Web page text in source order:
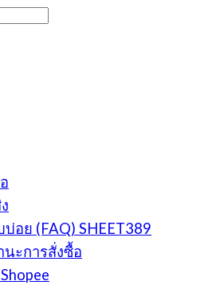
อย (FAQ) SHEET389
ะการสั่งซื้อ